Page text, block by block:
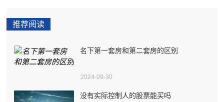
推荐阅读
名下第一套房和第二套房的区别
2024-09-30
没有实际控制人的股票能买吗